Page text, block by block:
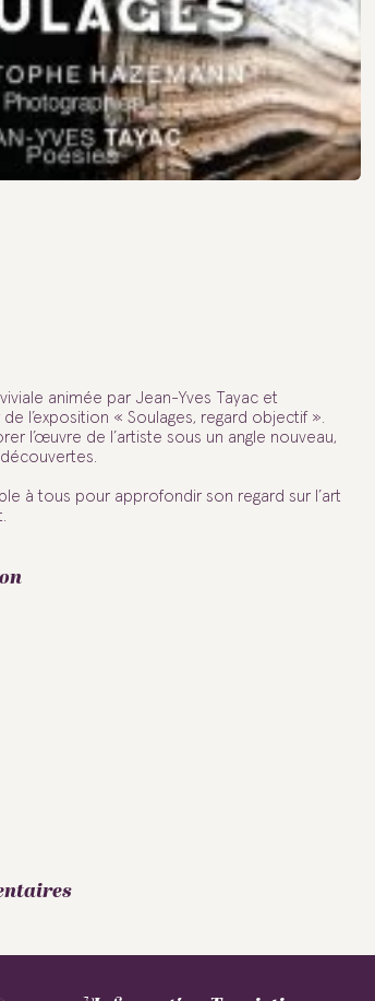
animée par Jean-Yves Tayac et
l’exposition « Soulages, regard objectif ».
l’œuvre de l’artiste sous un angle nouveau,
à tous pour approfondir son regard sur l’art